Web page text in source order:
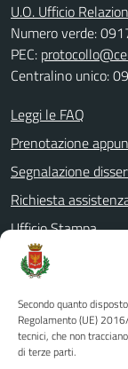
Secondo quanto
Regolamento (UE)
tecnici, che non
di terze parti.
U.O. Ufficio
Numero verde:
PEC:
Centralino unico:
Leggi le FAQ
Prenotazione
Segnalazione
Richiesta
Ufficio Stampa
Amministrazione
Albo pretorio
Informativa privacy
Note legali